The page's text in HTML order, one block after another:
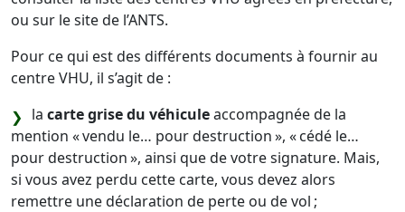
ou sur le site de l’ANTS.
Pour ce qui est des différents documents à fournir au
centre VHU, il s’agit de :
la carte grise du véhiculeaccompagnée de la
mention « vendu le… pour destruction », « cédé le…
pour destruction », ainsi que de votre signature. Mais,
si vous avez perdu cette carte, vous devez alors
remettre une déclaration de perte ou de vol ;